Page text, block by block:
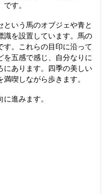
す。
いう馬のオブジェや青と
識を設置しています。馬の
す。これらの目印に沿って
を五感で感じ、自分なりに
にあります。四季の美しい
喫しながら歩きます。
進みます。